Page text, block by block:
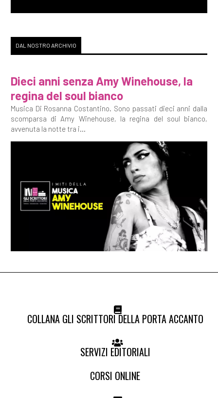
DAL NOSTRO ARCHIVIO
Dieci anni senza Amy Winehouse, la
regina del soul bianco
Musica Di Rosanna Costantino. Sono passati dieci anni dalla
scomparsa di Amy Winehouse, la regina del soul bianco,
avvenuta la notte tra i...
COLLANA GLI SCRITTORI DELLA PORTA ACCANTO
SERVIZI EDITORIALI
CORSI ONLINE